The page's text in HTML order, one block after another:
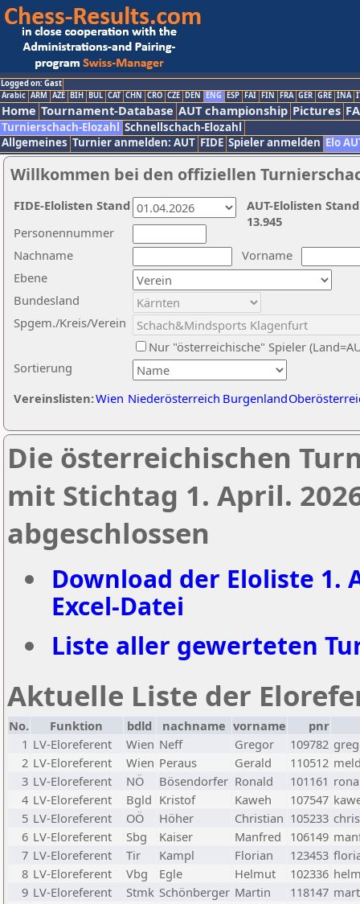
Logged on: Gast
Arabic ARM AZE BIH BUL CAT CHN CRO CZE DEN ENG ESP FAI FIN FRA GER GRE INA
Home Tournament-Database AUT championship Pictures
Turnierschach-Elozahl Schnellschach-Elozahl
Allgemeines Turnier anmelden: AUT FIDE Spieler anmelden Elo
Willkommen bei den offiziellen
Nachname
Vorname
Ebene
Sortierung
Personennummer
Bundesland
Spgem./Kreis/Verein
Nur "österreichische" Spieler
Vereinslisten:Wien Niederösterreich Burgenland
AUT-Elolisten
13.945
FIDE-Elolisten Stand
Die österreichischen
mit Stichtag 1. April.
abgeschlossen
Download der Eloliste 1.
Excel-Datei
Liste aller gewerteten
Aktuelle Liste der
No. Funktion bdld nachname vorname
pnr
1 LV-Eloreferent Wien Neff Gregor 109782
2 LV-Eloreferent Wien Peraus Gerald 110512
3 LV-Eloreferent NÖ Bösendorfer Ronald 101161
4 LV-Eloreferent Bgld Kristof Kaweh 107547
5 LV-Eloreferent OÖ Höher Christian 105233
6 LV-Eloreferent Sbg Kaiser Manfred 106149
7 LV-Eloreferent Tir Kampl Florian 123453
8 LV-Eloreferent Vbg Egle Helmut 102336
9 LV-Eloreferent Stmk Schönberger Martin 118147